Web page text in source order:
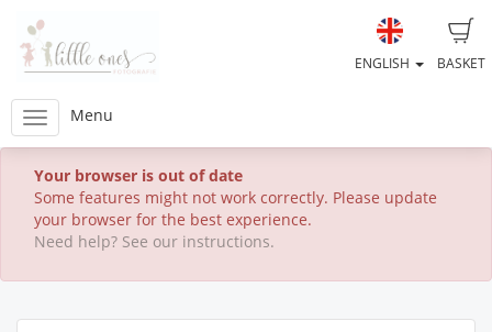
BASKET
ENGLISH
Menu
Your browser is out of date
Some features might not work correctly. Please update
your browser for the best experience.
Need help? See our instructions.